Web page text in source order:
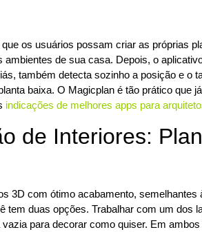
os usuários possam criar as próprias
ambientes de sua casa. Depois, o
também detecta sozinho a posição e o
baixa. O Magicplan é tão prático que
indicações de melhores apps para
de Interiores:
3D com ótimo acabamento, semelhantes
tem duas opções. Trabalhar com um dos
para decorar como quiser. Em